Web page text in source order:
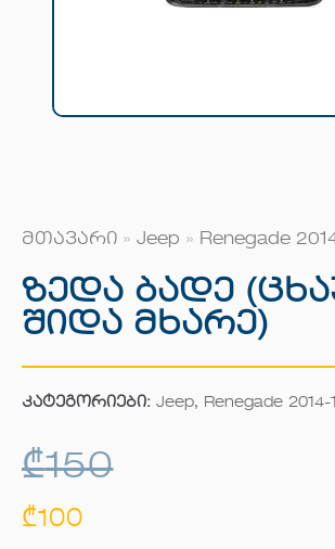
მთავარი » Jeep » Renegade
Ზედა Ბადე
Შიდა Მხარე)
კატეგორიები: Jeep, Renegade 2014-
₾150
₾100